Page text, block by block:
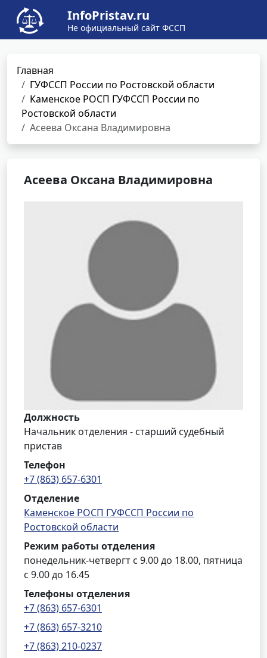
InfoPristav.ru
Не официальный сайт ФССП
Главная
ГУФССП России по Ростовской области
Каменское РОСП ГУФССП России по
Ростовской области
Асеева Оксана Владимировна
Асеева Оксана Владимировна
Должность
Начальник отделения - старший судебный
пристав
Телефон
+7 (863) 657-6301
Отделение
Каменское РОСП ГУФССП России по
Ростовской области
Режим работы отделения
понедельник-четвергт с 9.00 до 18.00, пятница
с 9.00 до 16.45
Телефоны отделения
+7 (863) 657-6301
+7 (863) 657-3210
+7 (863) 210-0237